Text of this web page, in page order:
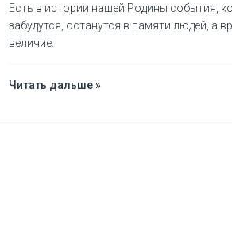
Есть в истории нашей Родины события,
забудутся, останутся в памяти людей, а
величие.
Читать дальше »